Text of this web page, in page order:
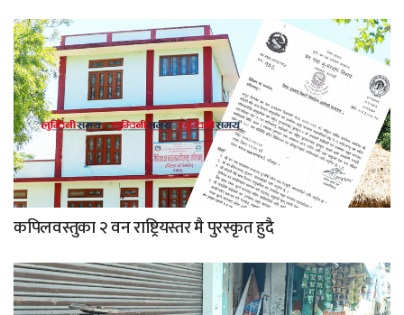
कपिलवस्तुका २ वन राष्ट्रियस्तर मै पुरस्कृत हुदै